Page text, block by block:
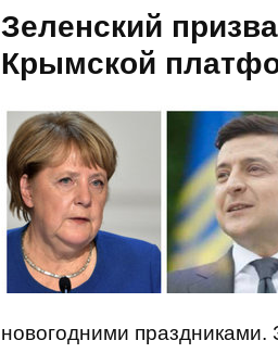
Зеленский
Крымской
новогодними